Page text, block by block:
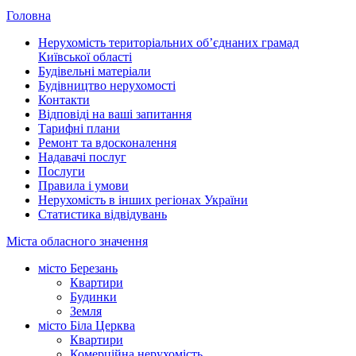
Головна
Нерухомість територіальних об’єднаних грамад
Київської області
Будівельні матеріали
Будівництво нерухомості
Контакти
Відповіді на ваші запитання
Тарифні плани
Ремонт та вдосконалення
Надавачі послуг
Послуги
Правила і умови
Нерухомість в інших регіонах України
Статистика відвідувань
Міста обласного значення
місто Березань
Квартири
Будинки
Земля
місто Біла Церква
Квартири